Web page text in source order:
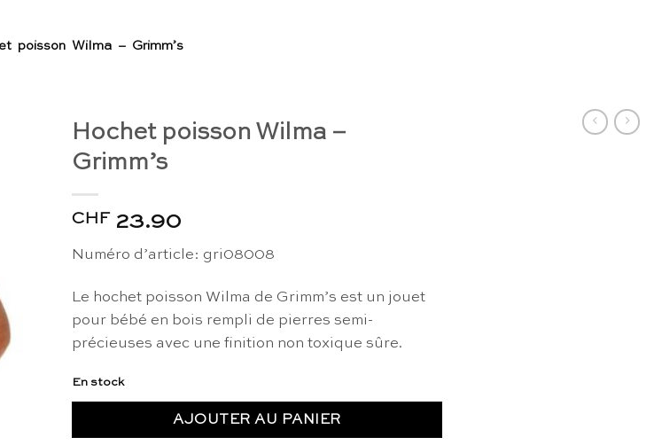
poisson Wilma – Grimm’s
Hochet poisson Wilma –
Grimm’s
CHF 23.90
Numéro d’article: gri08008
Le hochet poisson Wilma de Grimm’s est un jouet
pour bébé en bois rempli de pierres semi-
précieuses avec une finition non toxique sûre.
En stock
AJOUTER AU PANIER